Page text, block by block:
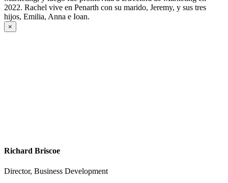
2022. Rachel vive en Penarth con su marido, Jeremy, y sus tres
hijos, Emilia, Anna e Ioan.
×
Richard Briscoe
Director, Business Development